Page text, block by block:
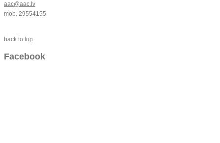
aac@aac.lv
mob. 29554155
back to top
Facebook